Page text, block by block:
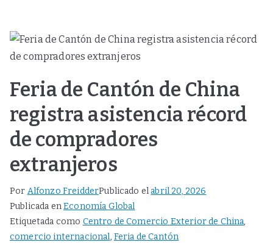
Feria de Cantón de China
registra asistencia récord
de compradores
extranjeros
Por Alfonzo FreidderPublicado elabril 20, 2026
Publicada enEconomía Global
Etiquetada como Centro de Comercio Exterior de China,
comercio internacional, Feria de Cantón